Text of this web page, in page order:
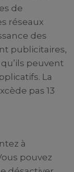
de
réseaux
des
publicitaires,
peuvent
La
pas 13
à
pouvez